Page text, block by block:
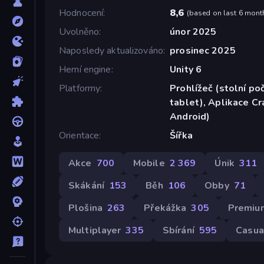
Hodnocení
8,6 (based on last 6
Uvolněno
únor 2025
Naposledy aktualizováno prosinec 2025
Herní engine
Unity 6
Platformy
Prohlížeč (stolní
tablet), Aplikace
Android)
Orientace
Šířka
Akce 700 Mobile 2 369 Únik 311
Skákání 153 Běh 106 Obby 71
Plošina 263 Překážka 305
Multiplayer 335 Sbírání 595